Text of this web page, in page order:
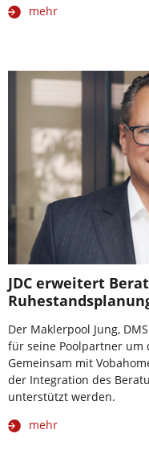
mehr
JDC erweitert
Der Maklerpool Jung,
für seine Poolpartner um
Gemeinsam mit
der Integration des
unterstützt werden.
mehr